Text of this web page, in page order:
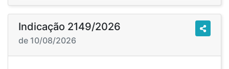
Indicação 2149/2026
de 10/08/2026